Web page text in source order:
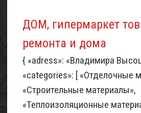
ДОМ, гипермаркет
ремонта и дома
{ «adress»: «Владимира
«categories»: [ «Отделочные
«Строительные материалы»,
«Теплоизоляционные